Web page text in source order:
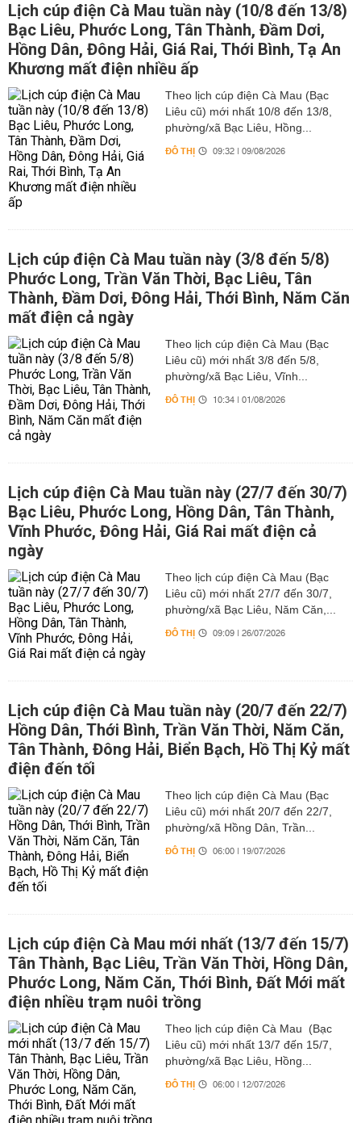
Lịch cúp điện Cà Mau tuần này (10/8 đến 13/8)
Bạc Liêu, Phước Long, Tân Thành, Đầm Dơi,
Hồng Dân, Đông Hải, Giá Rai, Thới Bình, Tạ An
Khương mất điện nhiều ấp
Theo lịch cúp điện Cà Mau (Bạc
Liêu cũ) mới nhất 10/8 đến 13/8,
phường/xã Bạc Liêu, Hồng...
ĐÔ THỊ 09:32 | 09/08/2026
Lịch cúp điện Cà Mau tuần này (3/8 đến 5/8)
Phước Long, Trần Văn Thời, Bạc Liêu, Tân
Thành, Đầm Dơi, Đông Hải, Thới Bình, Năm Căn
mất điện cả ngày
Theo lịch cúp điện Cà Mau (Bạc
Liêu cũ) mới nhất 3/8 đến 5/8,
phường/xã Bạc Liêu, Vĩnh...
ĐÔ THỊ 10:34 | 01/08/2026
Lịch cúp điện Cà Mau tuần này (27/7 đến 30/7)
Bạc Liêu, Phước Long, Hồng Dân, Tân Thành,
Vĩnh Phước, Đông Hải, Giá Rai mất điện cả
ngày
Theo lịch cúp điện Cà Mau (Bạc
Liêu cũ) mới nhất 27/7 đến 30/7,
phường/xã Bạc Liêu, Năm Căn,...
ĐÔ THỊ 09:09 | 26/07/2026
Lịch cúp điện Cà Mau tuần này (20/7 đến 22/7)
Hồng Dân, Thới Bình, Trần Văn Thời, Năm Căn,
Tân Thành, Đông Hải, Biển Bạch, Hồ Thị Kỷ mất
điện đến tối
Theo lịch cúp điện Cà Mau (Bạc
Liêu cũ) mới nhất 20/7 đến 22/7,
phường/xã Hồng Dân, Trần...
ĐÔ THỊ 06:00 | 19/07/2026
Lịch cúp điện Cà Mau mới nhất (13/7 đến 15/7)
Tân Thành, Bạc Liêu, Trần Văn Thời, Hồng Dân,
Phước Long, Năm Căn, Thới Bình, Đất Mới mất
điện nhiều trạm nuôi trồng
Theo lịch cúp điện Cà Mau (Bạc
Liêu cũ) mới nhất 13/7 đến 15/7,
phường/xã Bạc Liêu, Hồng...
ĐÔ THỊ 06:00 | 12/07/2026